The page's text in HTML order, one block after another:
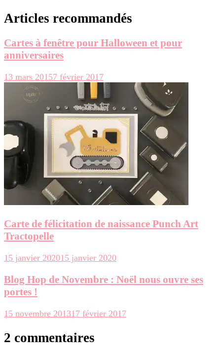
Articles recommandés
Cartes à fenêtre pour Halloween et pour
anniversaires
13 mars 20157 février 2017
Carte de félicitation de naissance Punch Art
Tractopelle
15 janvier 202015 janvier 2020
Blog Hop de Novembre : Noël nous ouvre ses
portes !
15 novembre 201317 février 2017
2 commentaires